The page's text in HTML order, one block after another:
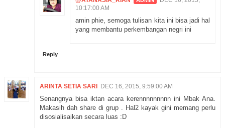
10:17:00 AM
amin phie, semoga tulisan kita ini bisa jadi hal
yang membantu perkembangan negri ini
Reply
ARINTA SETIA SARI DEC 16, 2015, 9:59:00 AM
Senangnya bisa iktan acara kerennnnnnnnn ini Mbak Ana.
Makasih dah share di grup . Hal2 kayak gini memang perlu
disosialisaikan secara luas :D